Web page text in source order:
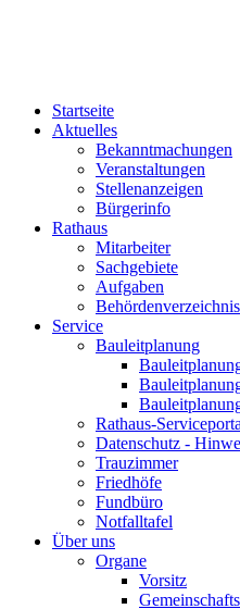
Startseite
Aktuelles
Bekanntmachungen
Veranstaltungen
Stellenanzeigen
Bürgerinfo
Rathaus
Mitarbeiter
Sachgebiete
Aufgaben
Behördenverzeichnis
Service
Bauleitplanung
Rathaus-
Datenschutz -
Trauzimmer
Friedhöfe
Fundbüro
Notfalltafel
Über uns
Organe
Vorsitz